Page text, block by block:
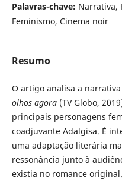
Palavras-chave: Narrativa,
Feminismo, Cinema noir
Resumo
O artigo analisa a
olhos agora(TV Globo,
principais personagens
coadjuvante Adalgisa. É
uma adaptação literária
ressonância junto à
existia no romance